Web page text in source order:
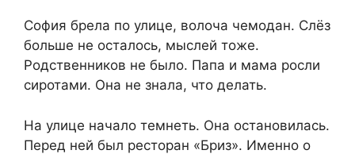
София брела по улице, волоча чемодан. Слёз
больше не осталось, мыслей тоже.
Родственников не было. Папа и мама росли
сиротами. Она не знала, что делать.
На улице начало темнеть. Она остановилась.
Перед ней был ресторан «Бриз». Именно о